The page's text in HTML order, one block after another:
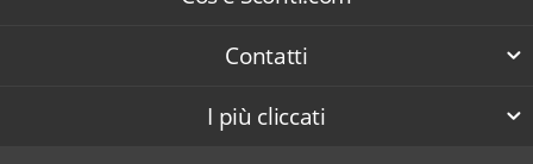
Contatti
I più cliccati